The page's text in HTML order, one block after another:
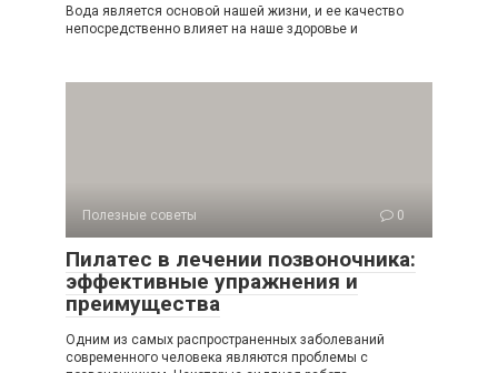
Вода является основой нашей жизни, и ее качество
непосредственно влияет на наше здоровье и
Полезные советы 0
Пилатес в лечении позвоночника:
эффективные упражнения и
преимущества
Одним из самых распространенных заболеваний
современного человека являются проблемы с